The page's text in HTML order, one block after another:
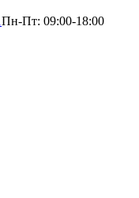
Пн-Пт: 09:00-18:00